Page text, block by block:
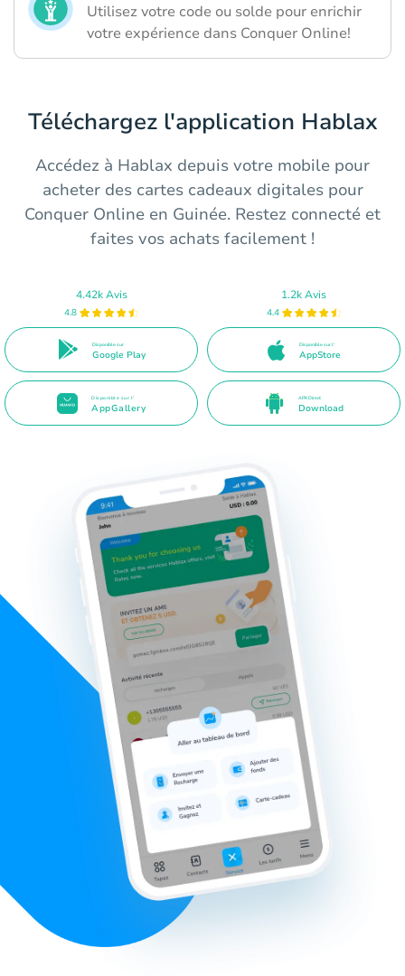
Utilisez votre code ou solde pour enrichir
votre expérience dans Conquer Online!
Téléchargez l'application Hablax
Accédez à Hablax depuis votre mobile pour
acheter des cartes cadeaux digitales pour
Conquer Online en Guinée. Restez connecté et
faites vos achats facilement !
4.42k Avis
4.8
Disponible sur
Google Play
1.2k Avis
4.4
Disponible sur l'
AppStore
Disponible sur l'
AppGallery
APK Direct
Download